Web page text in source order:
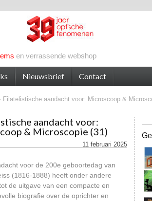
en verrassende webshop
Filatelistische aandacht voor: Microscoop &
aandacht voor:
& Microscopie (31)
11 februari 2025
voor de 200e geboortedag van
(1816-1888) heeft onder andere
de uitgave van een compacte en
biografie over de oprichter en
Nieuwsbrief Contact